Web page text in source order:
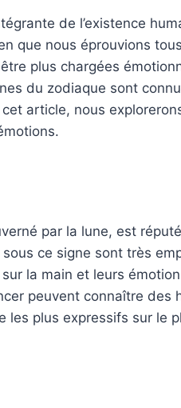
de l’existence
que nous éprouvions
plus chargées
du zodiaque sont
article, nous
par la lune, est
ce signe sont très
la main et leurs
peuvent connaître
les plus expressifs sur le